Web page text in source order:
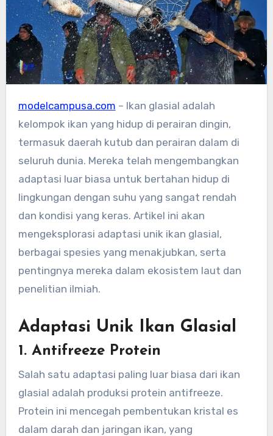
modelcampusa.com – Ikan glasial adalah
kelompok ikan yang hidup di perairan dingin,
termasuk daerah kutub dan perairan dalam di
seluruh dunia. Mereka telah mengembangkan
adaptasi luar biasa untuk bertahan hidup di
lingkungan dengan suhu yang sangat rendah
dan kondisi yang keras. Artikel ini akan
mengeksplorasi adaptasi unik ikan glasial,
berbagai spesies yang menakjubkan, serta
pentingnya mereka dalam ekosistem laut dan
penelitian ilmiah.
Adaptasi Unik Ikan Glasial
1. Antifreeze Protein
Salah satu adaptasi paling luar biasa dari ikan
glasial adalah produksi protein antifreeze.
Protein ini mencegah pembentukan kristal es
dalam darah dan jaringan ikan, yang